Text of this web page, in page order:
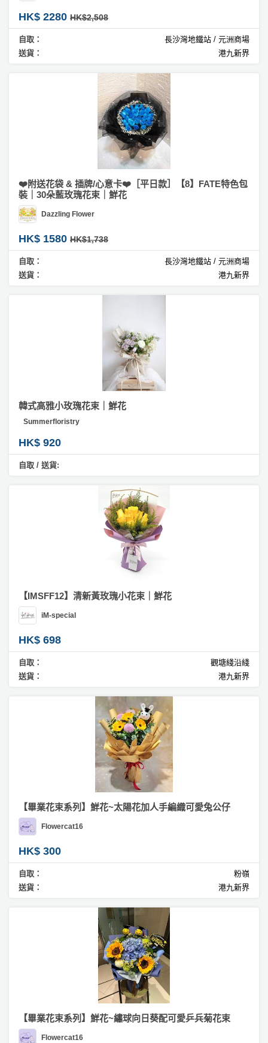
HK$ 2280 HK$2,508
自取：
長沙灣地鐵站 / 元洲商場
送貨：
港九新界
❤️附送花袋 & 插牌/心意卡❤️［平日款］【8】FATE特色包
裝｜30朵藍玫瑰花束｜鮮花
Dazzling Flower
HK$ 1580 HK$1,738
自取：
長沙灣地鐵站 / 元洲商場
送貨：
港九新界
韓式高雅小玫瑰花束｜鮮花
Summerfloristry
HK$ 920
自取 / 送貨:
【IMSFF12】清新黃玫瑰小花束｜鮮花
iM-special
HK$ 698
自取：
觀塘綫沿綫
送貨：
港九新界
【畢業花束系列】鮮花~太陽花加人手編織可愛兔公仔
Flowercat16
HK$ 300
自取：
粉嶺
送貨：
港九新界
【畢業花束系列】鮮花~繡球向日葵配可愛乒兵菊花束
Flowercat16